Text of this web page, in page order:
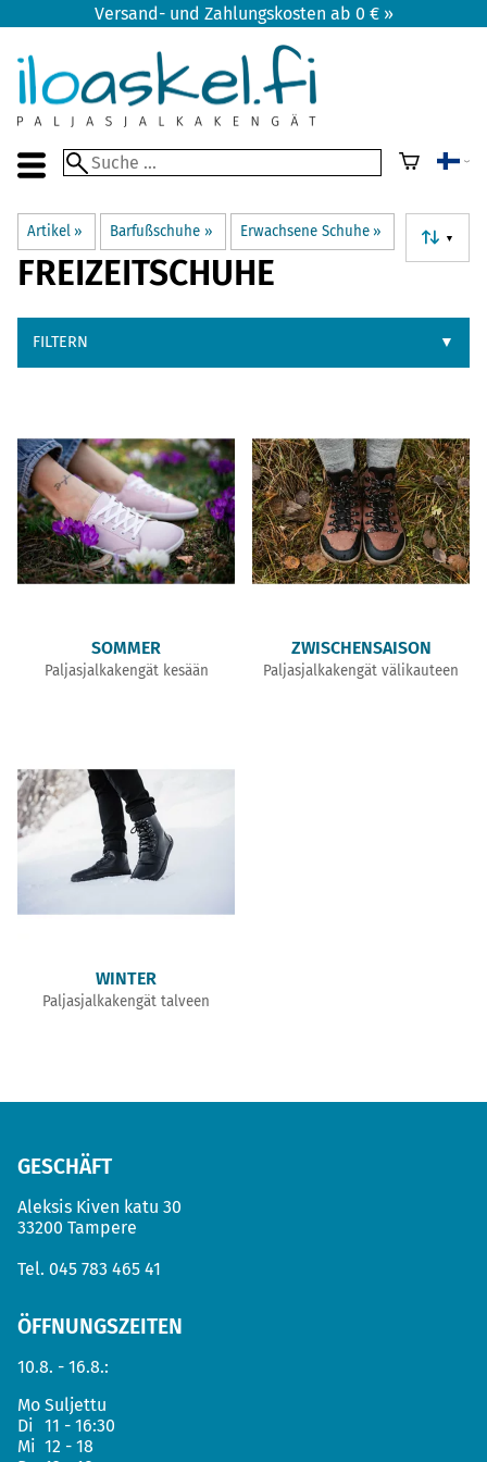
Versand- und Zahlungskosten ab 0 € »
Artikel ‪» Barfußschuhe ‪» Erwachsene Schuhe ‪» ▼
FREIZEITSCHUHE
FILTERN ▼
SOMMER
Paljasjalkakengät kesään
ZWISCHENSAISON
Paljasjalkakengät välikauteen
WINTER
Paljasjalkakengät talveen
GESCHÄFT
Aleksis Kiven katu 30
33200 Tampere
Tel. 045 783 465 41
ÖFFNUNGSZEITEN
10.8. - 16.8.:
Mo Suljettu
Di 11 - 16:30
Mi 12 - 18